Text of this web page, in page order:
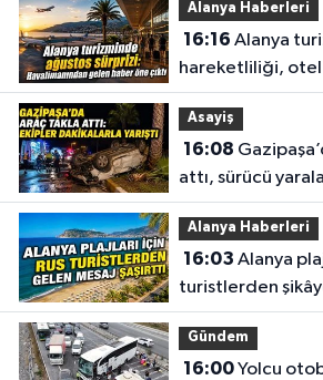
Alanya Haberleri
16:16
hareketliliği, otel
yükseldi
Asayiş
16:08
attı, sürücü
Alanya Haberleri
16:03
turistlerden
Gündem
16:00Yolcu otobüsü halk